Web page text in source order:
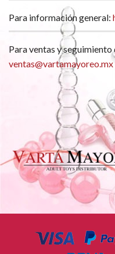
Para información general:
Para ventas y seguimiento
ventas@vartamayoreo.mx